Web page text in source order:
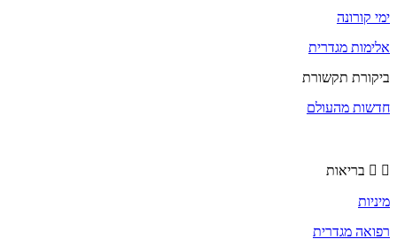
ימי קורונה
אלימות מגדרית
ביקורת תקשורת
חדשות מהעולם
בריאות
מיניות
רפואה מגדרית